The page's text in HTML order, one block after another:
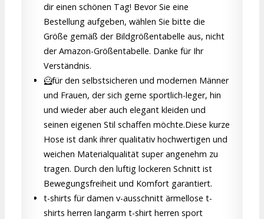
dir einen schönen Tag! Bevor Sie eine
Bestellung aufgeben, wählen Sie bitte die
Größe gemäß der Bildgrößentabelle aus, nicht
der Amazon-Größentabelle. Danke für Ihr
Verständnis.
🦸für den selbstsicheren und modernen Männer
und Frauen, der sich gerne sportlich-leger, hin
und wieder aber auch elegant kleiden und
seinen eigenen Stil schaffen möchte.Diese kurze
Hose ist dank ihrer qualitativ hochwertigen und
weichen Materialqualität super angenehm zu
tragen. Durch den luftig lockeren Schnitt ist
Bewegungsfreiheit und Komfort garantiert.
t-shirts für damen v-ausschnitt ärmellose t-
shirts herren langarm t-shirt herren sport